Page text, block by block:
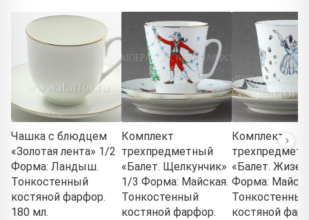
Чашка с блюдцем
«Золотая лента» 1/2
Форма: Ландыш.
Тонкостенный
костяной фарфор.
180 мл.
Комплект
трехпредметный
«Балет. Щелкунчик»
1/3 Форма: Майская.
Тонкостенный
костяной фарфор.
Комплект
«Балет.
Форма:
Тонкостенный
костяной